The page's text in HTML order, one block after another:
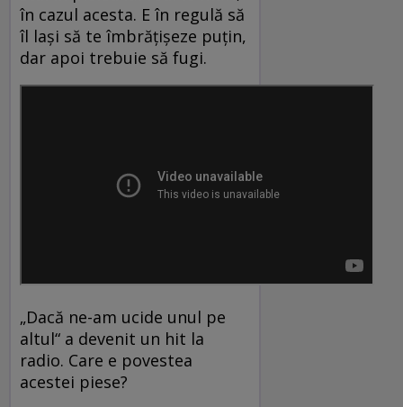
în cazul acesta. E în regulă să
îl lași să te îmbrățișeze puțin,
dar apoi trebuie să fugi.
„Dacă ne-am ucide unul pe
altul“ a devenit un hit la
radio. Care e povestea
acestei piese?